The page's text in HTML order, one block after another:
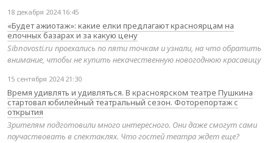
18 декабря 2024 16:45
«Будет ажиотаж»: какие елки предлагают красноярцам на
елочных базарах и за какую цену
Sibnovosti.ru проехались по пяти точкам и узнали, на что обратить
внимание, чтобы не купить некачественную новогоднюю красавицу
15 сентября 2024 21:30
Время удивлять и удивляться. В красноярском театре Пушкина
стартовал юбилейный театральный сезон. Фоторепортаж с
открытия
Зрителям подготовили много интересного. Они даже смогут сами
поучаствовать в спектаклях. Что гостей театра ждет еще?